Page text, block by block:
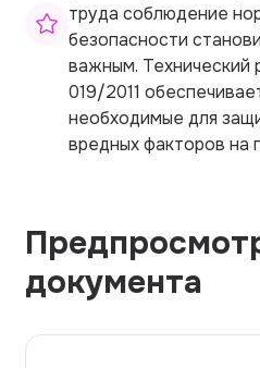
труда соблюдение
безопасности
важным.
019/2011
необходимые для
вредных факторов на
документа